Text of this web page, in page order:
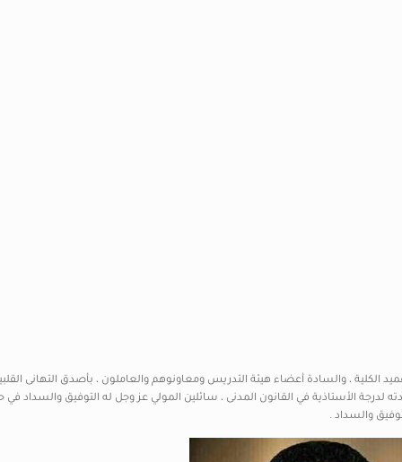
الكلية ، والسادة أعضاء هيئة التدريس ومعاونوهم والعاملون ، بأصدق التهانى
لدرجة الأستاذية في القانون المدنى ، سائلين المولي عز وجل له التوفيق والسداد في
والسداد .